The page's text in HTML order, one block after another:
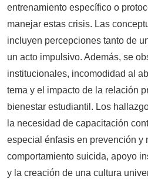
entrenamiento específico o
manejar estas crisis. Las
incluyen percepciones tanto de
un acto impulsivo. Además, se
institucionales, incomodidad al
tema y el impacto de la relación
bienestar estudiantil. Los
la necesidad de capacitación
especial énfasis en prevención y
comportamiento suicida, apoyo
y la creación de una cultura